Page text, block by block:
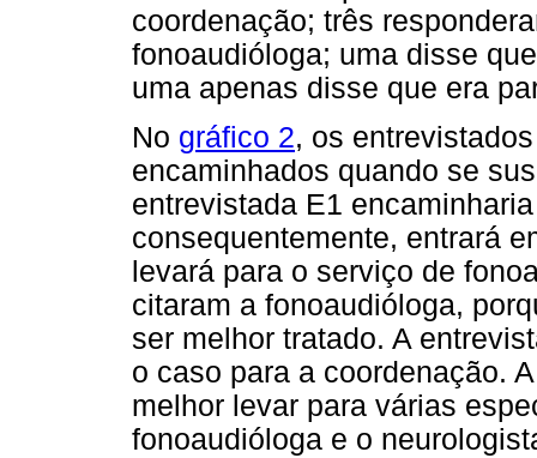
coordenação; três
fonoaudióloga; uma disse
uma apenas disse que era
No gráfico 2, os
encaminhados quando se
entrevistada E1
consequentemente, entrará
levará para o serviço de
citaram a fonoaudióloga,
ser melhor tratado. A
o caso para a coordenação.
melhor levar para várias
fonoaudióloga e o